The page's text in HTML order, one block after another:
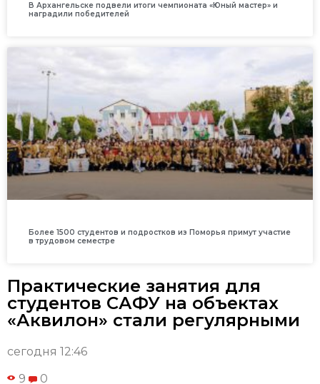
В Архангельске подвели итоги чемпионата «Юный мастер» и
наградили победителей
Более 1500 студентов и подростков из Поморья примут участие
в трудовом семестре
Практические занятия для
студентов САФУ на объектах
«Аквилон» стали регулярными
сегодня 12:46
9 0